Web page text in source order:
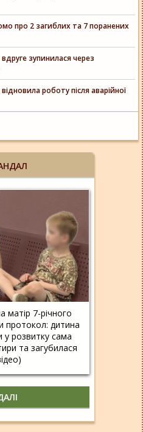
матір 7-річного
протокол: дитина
розвитку сама
та загубилася
про 2 загиблих та 7 поранених
зупинилася через
роботу після аварійної